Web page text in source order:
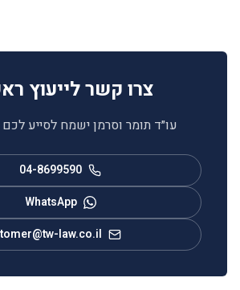
צרו קשר לייעוץ
עו״ד תומר וסרמן ישמח לסייע
04-8699590
WhatsApp
tomer@tw-law.co.il